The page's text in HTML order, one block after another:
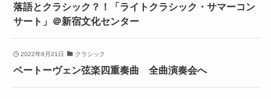
落語とクラシック？！「ライトクラシック・サマーコン
サート」＠新宿文化センター
2022年6月21日 クラシック
ベートーヴェン弦楽四重奏曲 全曲演奏会へ